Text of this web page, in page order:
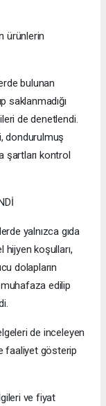
ürünlerin
bulunan
saklanmadığı
de denetlendi.
dondurulmuş
şartları kontrol
yalnızca gıda
hijyen koşulları,
dolapların
edilip
de inceleyen
faaliyet gösterip
ve fiyat